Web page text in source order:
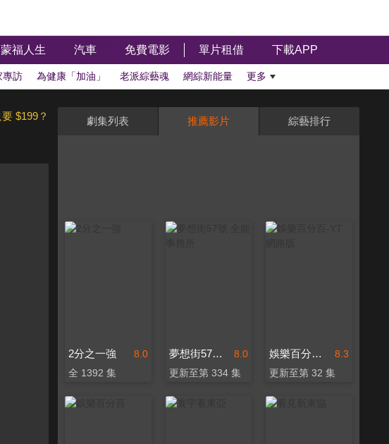
蒙福人生 汽車 免費電影 單片租借 下載APP
專訪 為健康「加油」 老派綜藝魂 網綜新能量 更多
$199？ 劇集列表 推薦影片 綜藝排行
8.0
2分之一強
全 1392 集
8.0
夢想街57號 全能事務所
更新至第 334 集
8.3
娛樂百分百-YT網路版
更新至第 32 集